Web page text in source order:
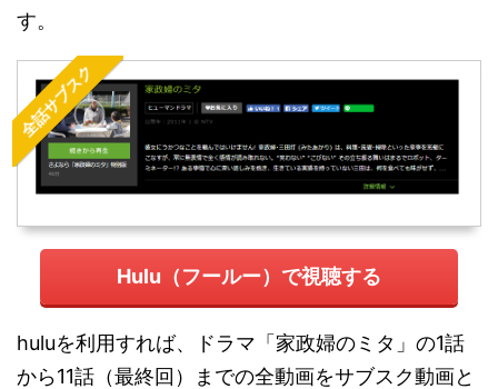
す。
全話サブスク
Hulu（フールー）で視聴する
huluを利用すれば、ドラマ「家政婦のミタ」の1話
から11話（最終回）までの全動画をサブスク動画と